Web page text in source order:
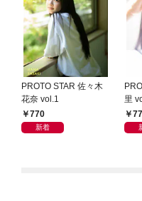
PROTO STAR 佐々木
花奈 vol.1
770
新着
里